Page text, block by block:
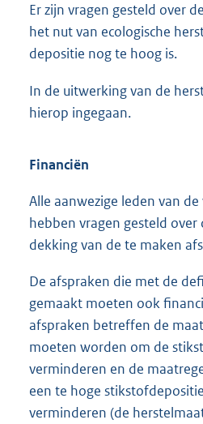
Er zijn vragen gesteld over
het nut van ecologische
depositie nog te hoog is.
In de uitwerking van de
hierop ingegaan.
Financiën
Alle aanwezige leden van de
hebben vragen gesteld over
dekking van de te maken
De afspraken die met de
gemaakt moeten ook
afspraken betreffen de
moeten worden om de
verminderen en de
een te hoge
verminderen (de